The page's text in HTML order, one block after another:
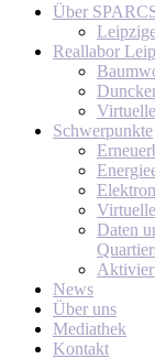
Über
Reallabor
Schwerpunkte
Daten
News
Über uns
Mediathek
Kontakt